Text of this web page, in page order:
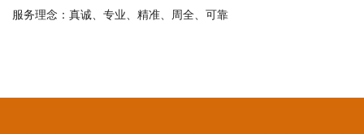
服务理念：真诚、专业、精准、周全、可靠